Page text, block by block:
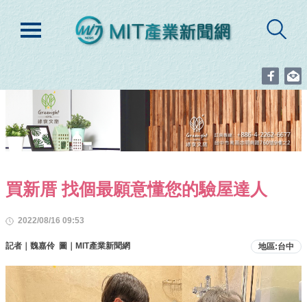
買新厝 找個最願意懂您的驗屋達人
2022/08/16 09:53
記者｜魏嘉伶 圖｜MIT產業新聞網 地區:台中